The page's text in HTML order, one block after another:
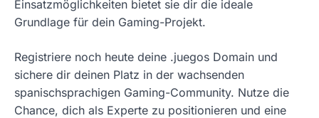
Einsatzmöglichkeiten bietet sie dir die ideale
Grundlage für dein Gaming-Projekt.
Registriere noch heute deine .juegos Domain und
sichere dir deinen Platz in der wachsenden
spanischsprachigen Gaming-Community. Nutze die
Chance, dich als Experte zu positionieren und eine